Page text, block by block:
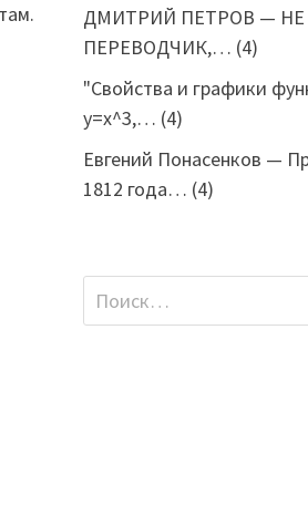
ДМИТРИЙ ПЕТРОВ — НЕ
ПЕРЕВОДЧИК,… (4)
"Свойства и графики
y=x^3,… (4)
Евгений Понасенков —
1812 года… (4)
Найти: